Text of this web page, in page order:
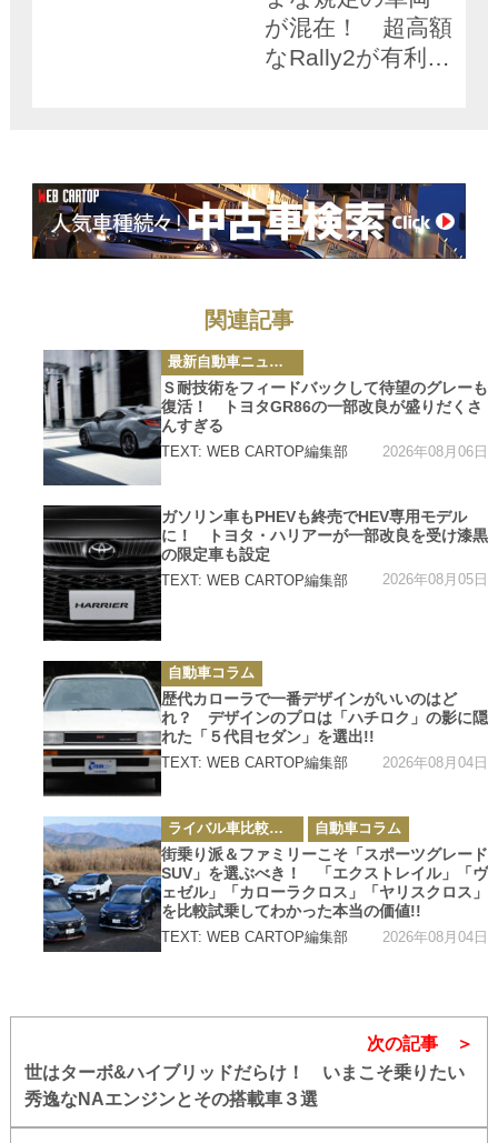
が混在！ 超高額
なRally2が有利と
関連記事
カ
テ
ゴ
リ
ー
最新自動車ニュース
Ｓ耐技術をフィードバックして待望のグレーも
復活！ トヨタGR86の一部改良が盛りだくさ
んすぎる
TEXT: WEB CARTOP編集部 2026年08月06日
カ
テ
ゴ
リ
ー
ガソリン車もPHEVも終売でHEV専用モデル
に！ トヨタ・ハリアーが一部改良を受け漆黒
の限定車も設定
TEXT: WEB CARTOP編集部 2026年08月05日
カ
テ
ゴ
リ
ー
自動車コラム
歴代カローラで一番デザインがいいのはど
れ？ デザインのプロは「ハチロク」の影に隠
れた「５代目セダン」を選出!!
TEXT: WEB CARTOP編集部 2026年08月04日
カ
テ
ゴ
リ
ー
ライバル車比較テスト 自動車コラム
街乗り派＆ファミリーこそ「スポーツグレード
SUV」を選ぶべき！ 「エクストレイル」「ヴ
ェゼル」「カローラクロス」「ヤリスクロス」
を比較試乗してわかった本当の価値!!
TEXT: WEB CARTOP編集部 2026年08月04日
次の記事
世はターボ&ハイブリッドだらけ！ いまこそ乗りたい
秀逸なNAエンジンとその搭載車３選